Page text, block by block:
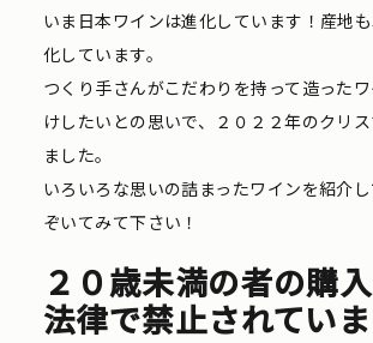
いま日本ワインは進化しています！産地
化しています。
つくり手さんがこだわりを持って造った
けしたいとの思いで、２０２２年のクリ
ました。
いろいろな思いの詰まったワインを紹介
ぞいてみて下さい！
２０歳未満の者の購
法律で禁止されていま